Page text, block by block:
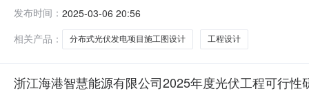
预算：2000万元采购项目名称：宁波前湾产业集团混合
发布时间： 2025-03-06 20:56
相关产品：
分布式光伏发电项目施工图设计 工程设计
浙江海港智慧能源有限公司2025年度光伏工程可行